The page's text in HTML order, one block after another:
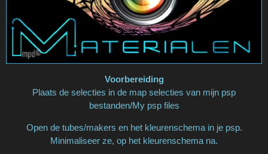
Voorbereiding
Plaats de selecties in de map selecties van mijn psp
bestanden/My psp files
Open de tubes/makers en het kleurenschema in je psp.
Minimaliseer ze, op het kleurenschema na.